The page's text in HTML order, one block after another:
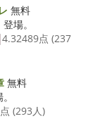
無料
場。
4.32489点 (237
無料
(293人)